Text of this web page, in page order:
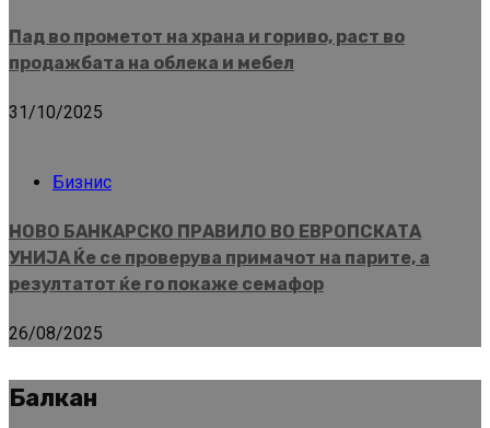
Пад во прометот на храна и гориво, раст во
продажбата на облека и мебел
31/10/2025
Бизнис
НОВО БАНКАРСКО ПРАВИЛО ВО ЕВРОПСКАТА
УНИЈА Ќе се проверува примачот на парите, а
резултатот ќе го покаже семафор
26/08/2025
Балкан